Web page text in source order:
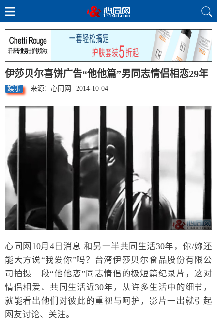
伊莎贝尔喜饼广告“他他篇”男同志情侣相恋29年
娱乐 来源：心同网 2014-10-04
心同网10月4日消息 和另一半共同生活30年，你/妳还
能大方说“我爱你”吗？台湾伊莎贝尔食品股份有限公
司拍摄一段“他他恋”同志情侣的极短篇纪录片，这对
情侣相爱、共同生活近30年，从许多生活中的细节，
就能看出他们对彼此的重视与呵护，影片一出就引起
网友讨论、关注。